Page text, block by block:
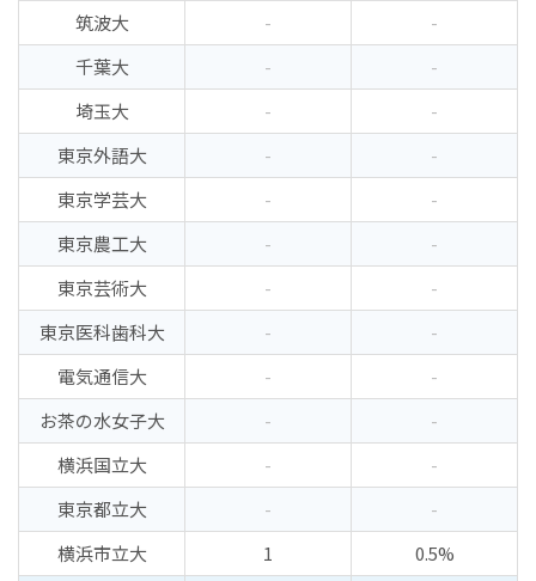
筑波大
-
-
千葉大
-
-
埼玉大
-
-
東京外語大
-
-
東京学芸大
-
-
東京農工大
-
-
東京芸術大
-
-
東京医科歯科大
-
-
電気通信大
-
-
お茶の水女子大
-
-
横浜国立大
-
-
東京都立大
-
-
横浜市立大
1 0.5%